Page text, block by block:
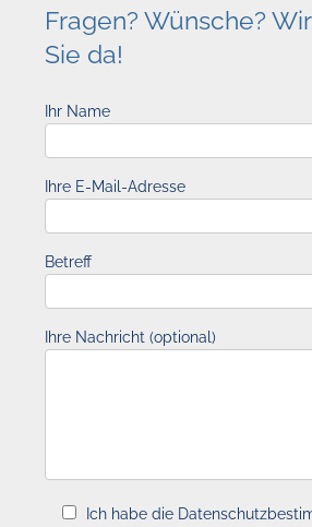
Fragen? Wünsche?
Sie da!
Ihr Name
Ihre E-Mail-Adresse
Betreff
Ihre Nachricht (optional)
Ich habe die